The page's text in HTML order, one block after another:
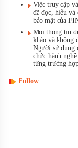
Việc truy cập
đã đọc, hiểu và
bảo mật của
Mọi thông tin
khảo và không
Người sử dụng
chức hành
từng trường
Follow